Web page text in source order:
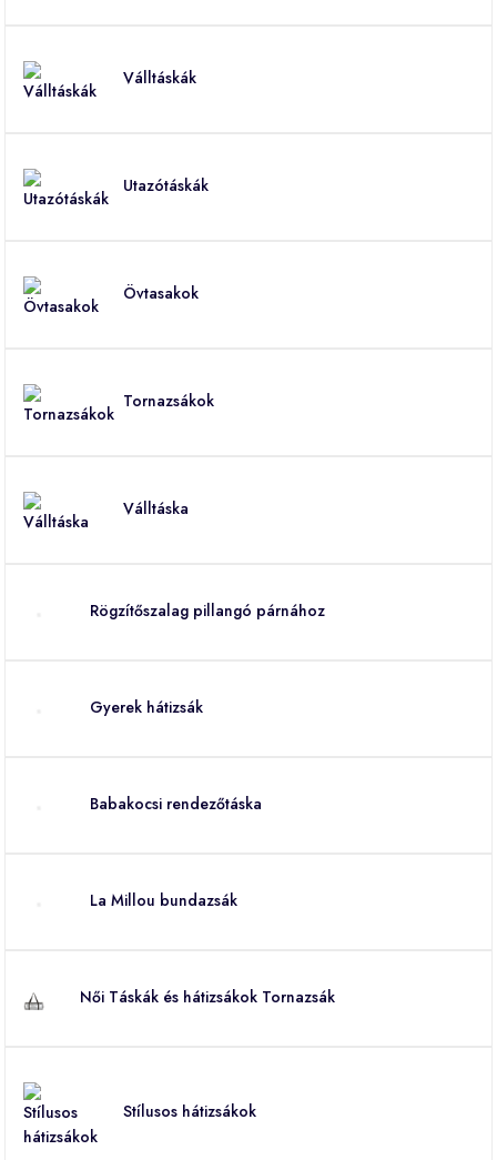
Válltáskák
Utazótáskák
Övtasakok
Tornazsákok
Válltáska
Rögzítőszalag pillangó párnához
Gyerek hátizsák
Babakocsi rendezőtáska
La Millou bundazsák
Női Táskák és hátizsákok Tornazsák
Stílusos hátizsákok